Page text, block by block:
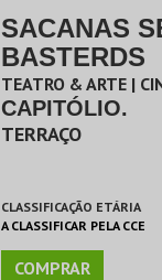
SACANAS
BASTERDS
TEATRO & ARTE |
CAPITÓLIO.
TERRAÇO
CLASSIFICAÇÃO ETÁRIA
A CLASSIFICAR PELA CCE
COMPRAR